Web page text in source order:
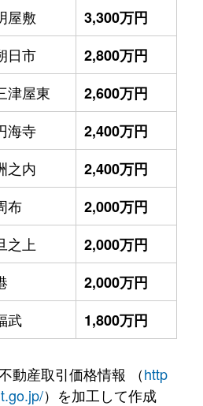
屋敷
3,300万円
日市
2,800万円
津屋東
2,600万円
海寺
2,400万円
之内
2,400万円
布
2,000万円
之上
2,000万円
2,000万円
武 1,800万円
動産取引価格情報 （http
）を加工して作成